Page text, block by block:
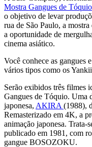
Mostra Gangues de Tóquio
o objetivo de levar
rua de São Paulo, a
a oportunidade de
cinema asiático.
Você conhece as gangues
vários tipos como os
Serão exibidos três filmes
Gangues de Tóquio. Uma
japonesa, AKIRA (1988),
Remasterizado em 4K, a
animação japonesa. Trata-
publicado em 1981, com
gangue BOSOZOKU.